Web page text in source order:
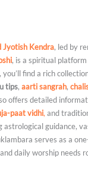
Jyotish Kendra, led by
, is a spiritual
you’ll find a rich
tips, aarti sangrah,
offers detailed
paat vidhi, and
astrological guidance,
serves as a
daily worship needs